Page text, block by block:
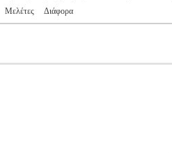
Μελέτες
Διάφορα